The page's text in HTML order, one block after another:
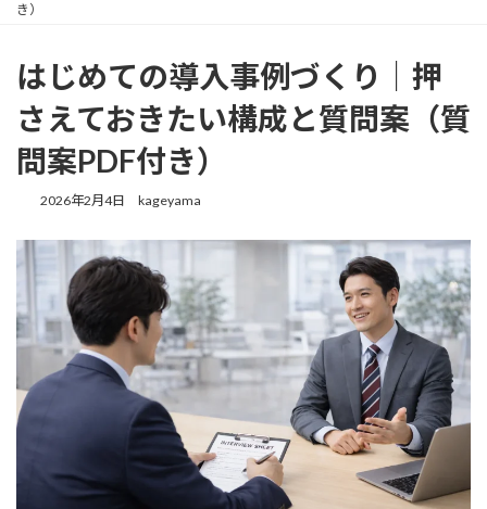
き）
はじめての導入事例づくり｜押
さえておきたい構成と質問案（質
問案PDF付き）
2026年2月4日 kageyama